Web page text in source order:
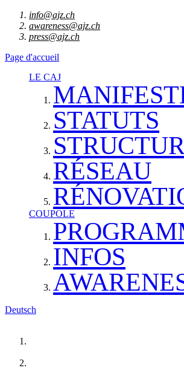
info@ajz.ch
awareness@ajz.ch
press@ajz.ch
Page d'accueil
LE CAJ
STATUTS
RÉSEAU
COUPOLE
INFOS
Deutsch